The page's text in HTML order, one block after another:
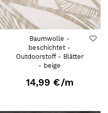
Baumwolle -
beschichtet -
Outdoorstoff - Blätter
- beige
14,99 €/m